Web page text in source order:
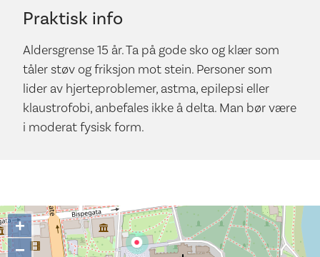
Praktisk info
Aldersgrense 15 år. Ta på gode sko og klær som
tåler støv og friksjon mot stein. Personer som
lider av hjerteproblemer, astma, epilepsi eller
klaustrofobi, anbefales ikke å delta. Man bør være
i moderat fysisk form.
+
−